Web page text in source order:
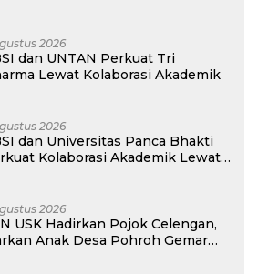
2026
dan UNTAN Perkuat Tri
Lewat Kolaborasi Akademik
2026
dan Universitas Panca Bhakti
Kolaborasi Akademik Lewat
2026
USK Hadirkan Pojok Celengan,
Anak Desa Pohroh Gemar